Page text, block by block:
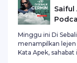
Saiful
Minggu ini Di
menampilkan lejen
Kata Apek,